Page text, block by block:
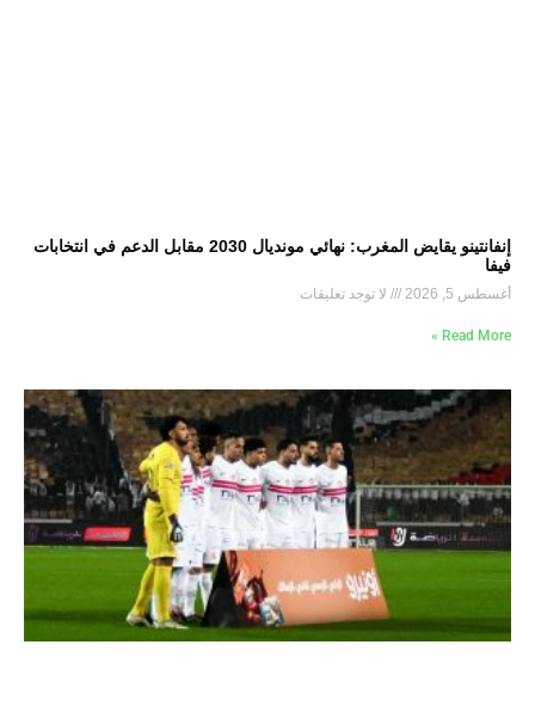
إنفانتينو يقايض المغرب: نهائي مونديال 2030 مقابل الدعم في انتخابات
فيفا
أغسطس 5, 2026 لا توجد تعليقات
Read More »